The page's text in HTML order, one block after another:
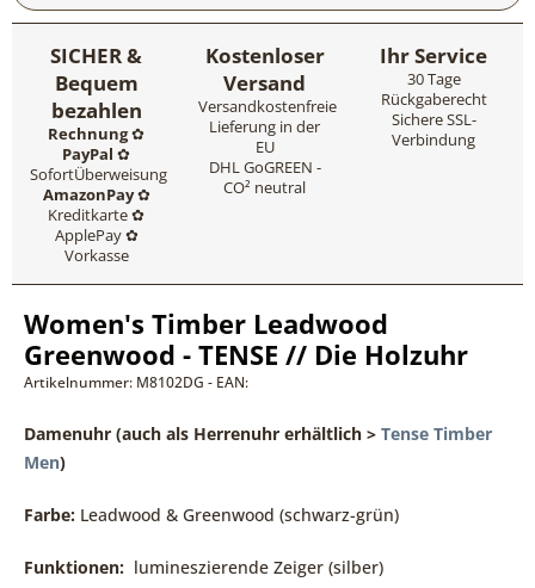
SICHER &
Bequem
bezahlen
Rechnung✿
PayPal ✿
SofortÜberweisung
AmazonPay✿
Kreditkarte ✿
ApplePay ✿
Vorkasse
Kostenloser
Versand
Versandkostenfreie
Lieferung in der
EU
DHL GoGREEN -
CO² neutral
Ihr Service
30 Tage
Rückgaberecht
Sichere SSL-
Verbindung
Women's Timber Leadwood
Greenwood - TENSE // Die Holzuhr
Artikelnummer: M8102DG - EAN:
Damenuhr (auch als Herrenuhr erhältlich > Tense Timber
Men)
Farbe: Leadwood & Greenwood (schwarz-grün)
Funktionen: lumineszierende Zeiger (silber)